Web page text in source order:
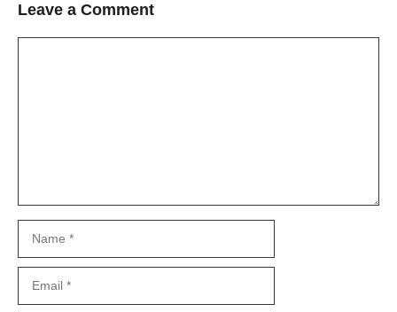
Leave a Comment